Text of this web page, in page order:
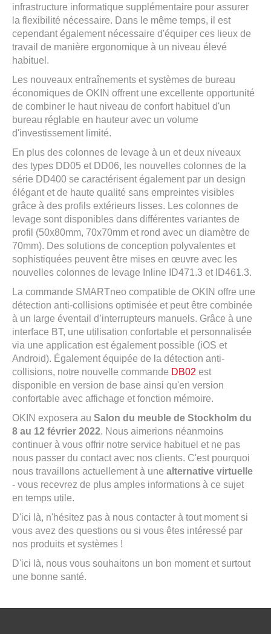
infrastructure informatique supplémentaire pour assurer
la flexibilité nécessaire. Dans le même temps, il est
cependant également nécessaire d'équiper ces lieux de
travail de manière ergonomique à un niveau élevé
habituel.
Les nouveaux entraînements et systèmes de bureau
économiques de OKIN offrent une excellente opportunité
de combiner le haut niveau de confort habituel d'un
bureau réglable en hauteur avec un volume
d'investissement limité.
En plus des colonnes de levage à un et deux niveaux
des types DD05 et DD06, les nouvelles colonnes de la
série DD400 se caractérisent également par un design
élégant et de haute qualité sans empreintes visibles
grâce à des profils extérieurs lisses. Les colonnes de
levage sont disponibles dans différentes variantes de
profil (50x80mm, 70x70mm et rond avec un diamètre de
70mm). Des solutions de conception polyvalentes et
sophistiquées peuvent être mises en œuvre avec les
nouvelles colonnes de levage Inline ID471.3 et ID461.3.
La commande SMARTneo compatible de OKIN offre une
détection anti-collisions optimisée et peut être combinée
à un large éventail d’interrupteurs manuels. Grâce à une
interface BT, une utilisation confortable et personnalisée
via une application est également possible (iOS et
Android). Également équipée de la détection anti-
collisions, notre nouvelle commande DB02 est
disponible en version de base ainsi qu'en version
confortable avec affichage et fonction mémoire.
OKIN exposera au Salon du meuble de Stockholm du
8 au 12 février 2022. Nous aimerions néanmoins
continuer à vous offrir notre service habituel et ne pas
nous passer du contact avec nos clients. C'est pourquoi
nous travaillons actuellement à une alternative virtuelle
- vous recevrez de plus amples informations à ce sujet
en temps utile.
D'ici là, n'hésitez pas à nous contacter à tout moment si
vous avez des questions ou si vous êtes intéressé par
nos produits et systèmes !
D'ici là, nous vous souhaitons un bon moment et surtout
une bonne santé.